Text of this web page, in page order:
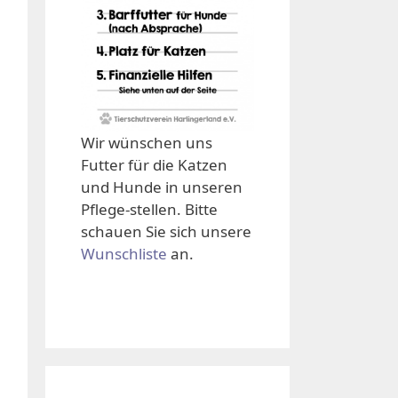
Wir wünschen uns
Futter für die Katzen
und Hunde in unseren
Pflege-stellen. Bitte
schauen Sie sich unsere
Wunschliste an.